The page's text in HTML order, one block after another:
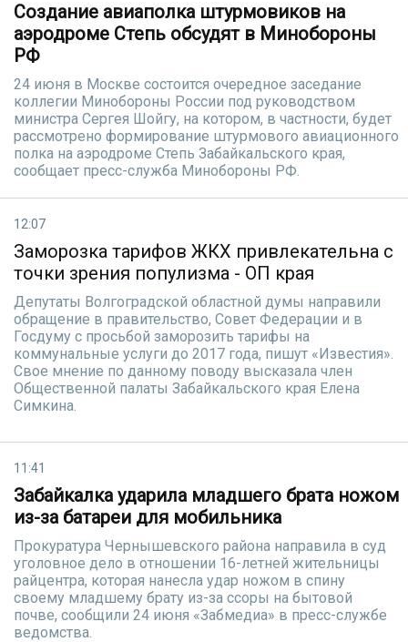
Создание авиаполка штурмовиков на
аэродроме Степь обсудят в Минобороны
РФ
24 июня в Москве состоится очередное заседание
коллегии Минобороны России под руководством
министра Сергея Шойгу, на котором, в частности, будет
рассмотрено формирование штурмового авиационного
полка на аэродроме Степь Забайкальского края,
сообщает пресс-служба Минобороны РФ.
12:07
Заморозка тарифов ЖКХ привлекательна с
точки зрения популизма - ОП края
Депутаты Волгоградской областной думы направили
обращение в правительство, Совет Федерации и в
Госдуму с просьбой заморозить тарифы на
коммунальные услуги до 2017 года, пишут «Известия».
Свое мнение по данному поводу высказала член
Общественной палаты Забайкальского края Елена
Симкина.
11:41
Забайкалка ударила младшего брата ножом
из-за батареи для мобильника
Прокуратура Чернышевского района направила в суд
уголовное дело в отношении 16-летней жительницы
райцентра, которая нанесла удар ножом в спину
своему младшему брату из-за ссоры на бытовой
почве, сообщили 24 июня «Забмедиа» в пресс-службе
ведомства.